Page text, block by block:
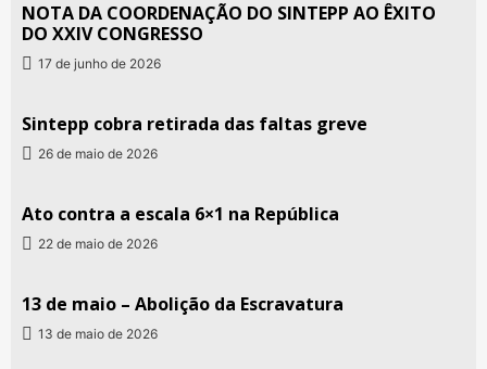
NOTA DA COORDENAÇÃO DO SINTEPP AO ÊXITO
DO XXIV CONGRESSO
17 de junho de 2026
Sintepp cobra retirada das faltas greve
26 de maio de 2026
Ato contra a escala 6×1 na República
22 de maio de 2026
13 de maio – Abolição da Escravatura
13 de maio de 2026